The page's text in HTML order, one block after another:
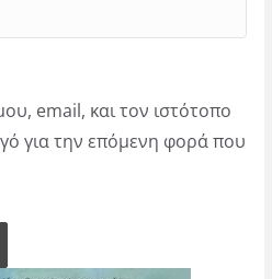
email, και τον ιστότοπο
για την επόμενη φορά που